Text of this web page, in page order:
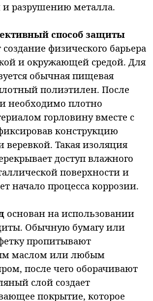
разрушению металла.
способ защиты
создание физического барьера
и окружающей средой. Для
обычная пищевая
полиэтилен. После
необходимо плотно
горловину вместе с
конструкцию
веревкой. Такая изоляция
доступ влажного
поверхности и
начало процесса коррозии.
основан на использовании
Обычную бумагу или
пропитывают
маслом или любым
после чего оборачивают
слой создает
покрытие, которое